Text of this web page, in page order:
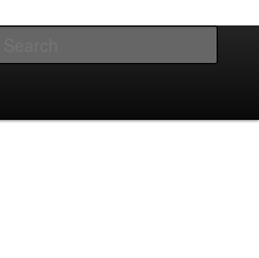
Mentoring